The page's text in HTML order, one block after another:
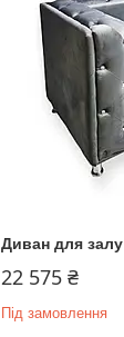
Диван для
22 575 ₴
Під замовлення